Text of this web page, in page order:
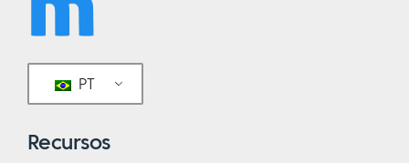
PT
Recursos